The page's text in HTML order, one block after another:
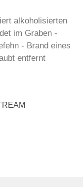
alkoholisierten
im Graben -
- Brand eines
entfernt